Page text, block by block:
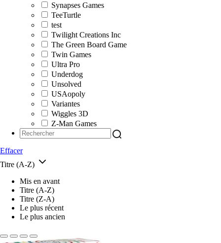
Synapses Games
TeeTurtle
test
Twilight Creations Inc
The Green Board Game
Twin Games
Ultra Pro
Underdog
Unsolved
USAopoly
Variantes
Wiggles 3D
Z-Man Games
Effacer
Titre (A-Z)
Mis en avant
Titre (A-Z)
Titre (Z-A)
Le plus récent
Le plus ancien